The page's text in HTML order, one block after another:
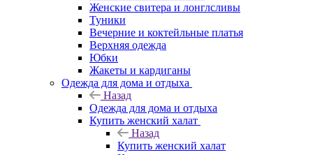
Женские свитера и лонглсливы
Туники
Вечерние и коктейльные платья
Верхняя одежда
Юбки
Жакеты и кардиганы
Одежда для дома и отдыха
Назад
Одежда для дома и отдыха
Купить женский халат
Назад
Купить женский халат